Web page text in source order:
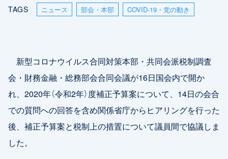
TAGS ニュース 部会・本部 COVID-19・党の動き
新型コロナウイルス合同対策本部・共同会派税制調査
会・財務金融・総務部会合同会議が16日国会内で開か
れ、2020年（令和2年）度補正予算案について、14日の会合
での質問への回答を含め関係省庁からヒアリングを行った
後、補正予算案と税制上の措置について議員間で協議しま
した。